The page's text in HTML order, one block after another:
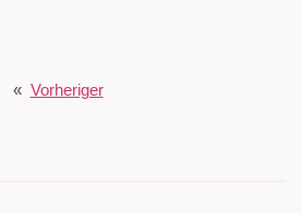
« Vorheriger